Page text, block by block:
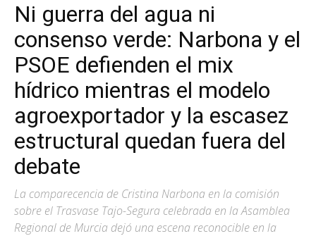
Ni guerra del agua ni
consenso verde: Narbona y el
PSOE defienden el mix
hídrico mientras el modelo
agroexportador y la escasez
estructural quedan fuera del
debate
La comparecencia de Cristina Narbona en la comisión
sobre el Trasvase Tajo-Segura celebrada en la Asamblea
Regional de Murcia dejó una escena reconocible en la